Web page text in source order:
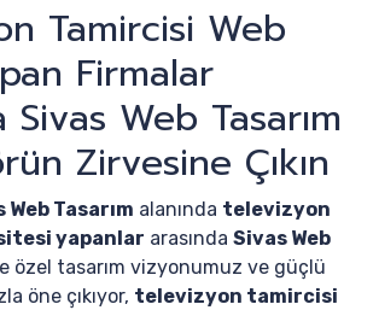
Tamircisi Web
Firmalar
Sivas Web Tasarım
Zirvesine Çıkın
Tasarım alanında televizyon
yapanlar arasında Sivas Web
özel tasarım vizyonumuz ve güçlü
öne çıkıyor, televizyon tamircisi